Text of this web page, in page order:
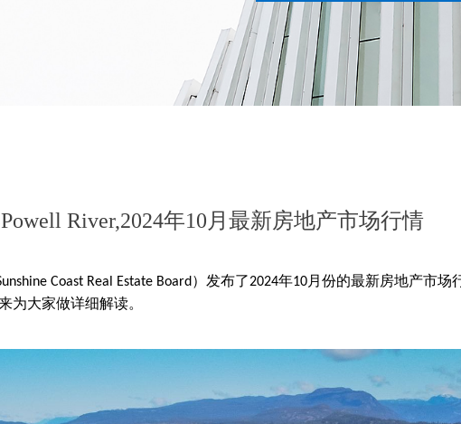
River,2024年10月最新房地产市场行情
Coast Real Estate Board）发布了2024年10月份的最新房地产市场
为大家做详细解读。